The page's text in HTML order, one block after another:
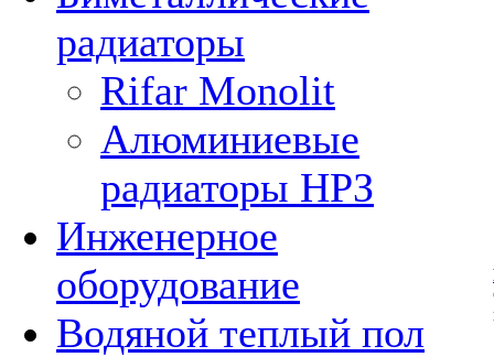
радиаторы
Rifar Monolit
Алюминиевые
радиаторы НРЗ
Инженерное
оборудование
Водяной теплый пол